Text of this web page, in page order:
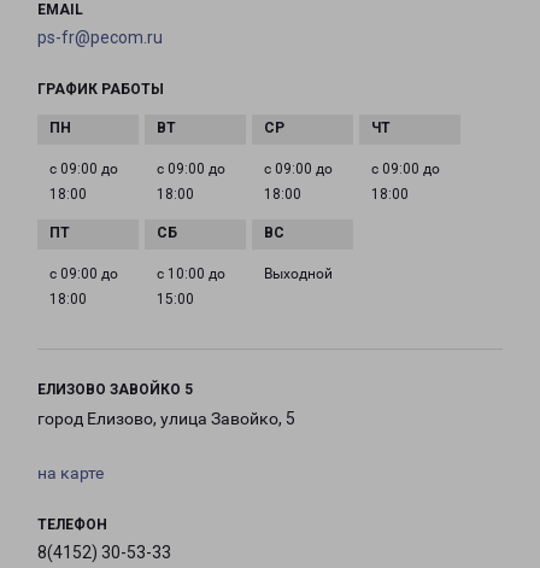
EMAIL
ps-fr@pecom.ru
ГРАФИК РАБОТЫ
с 09:00 до
18:00
с 09:00 до
18:00
с 09:00 до
18:00
с 09:00 до
18:00
с 09:00 до
18:00
с 10:00 до
15:00
Выходной
ЕЛИЗОВО ЗАВОЙКО 5
город Елизово, улица Завойко, 5
на карте
ТЕЛЕФОН
8(4152) 30-53-33